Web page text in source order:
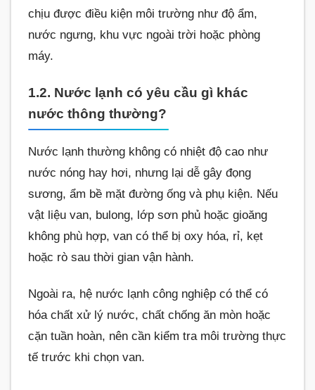
chịu được điều kiện môi trường như độ ẩm,
nước ngưng, khu vực ngoài trời hoặc phòng
máy.
1.2. Nước lạnh có yêu cầu gì khác
nước thông thường?
Nước lạnh thường không có nhiệt độ cao như
nước nóng hay hơi, nhưng lại dễ gây đọng
sương, ẩm bề mặt đường ống và phụ kiện. Nếu
vật liệu van, bulong, lớp sơn phủ hoặc gioăng
không phù hợp, van có thể bị oxy hóa, rỉ, kẹt
hoặc rò sau thời gian vận hành.
Ngoài ra, hệ nước lạnh công nghiệp có thể có
hóa chất xử lý nước, chất chống ăn mòn hoặc
cặn tuần hoàn, nên cần kiểm tra môi trường thực
tế trước khi chọn van.